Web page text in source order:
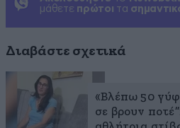
μάθετε πρώτοι τα
Διαβάστε σχετικά
«Βλέπω 50
σε βρουν